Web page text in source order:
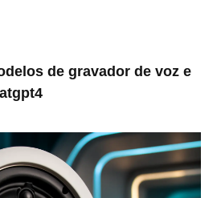
de gravador de voz e